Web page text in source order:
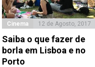
Cinema 12 de Agosto, 2017
Saiba o que fazer de
borla em Lisboa e no
Porto